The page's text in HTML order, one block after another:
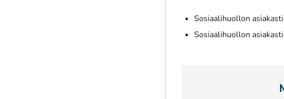
Sosiaalihuollon
Sosiaalihuollon